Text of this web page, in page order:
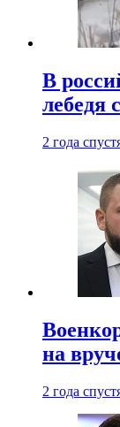
В
лебедя
2 года
на
2 года